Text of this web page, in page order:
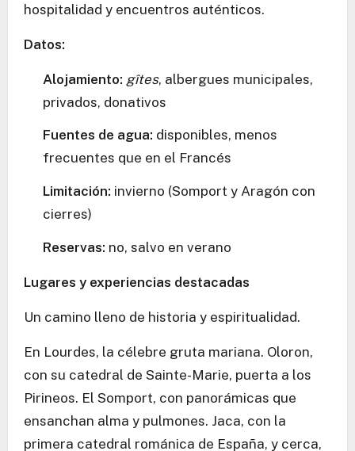
hospitalidad y encuentros auténticos.
Datos:
Alojamiento: gîtes, albergues municipales,
privados, donativos
Fuentes de agua: disponibles, menos
frecuentes que en el Francés
Limitación: invierno (Somport y Aragón con
cierres)
Reservas: no, salvo en verano
Lugares y experiencias destacadas
Un camino lleno de historia y espiritualidad.
En Lourdes, la célebre gruta mariana. Oloron,
con su catedral de Sainte-Marie, puerta a los
Pirineos. El Somport, con panorámicas que
ensanchan alma y pulmones. Jaca, con la
primera catedral románica de España, y cerca,